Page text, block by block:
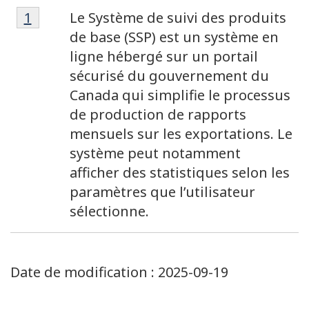
Note
Note
de
Le Système de suivi des produits
de base (SSP) est un système en
ligne hébergé sur un portail
sécurisé du gouvernement du
Canada qui simplifie le processus
de production de rapports
mensuels sur les exportations. Le
système peut notamment
afficher des statistiques selon les
paramètres que l’utilisateur
sélectionne.
Retour à la référence de la note de bas de
1
Date de modification : 2025-09-19